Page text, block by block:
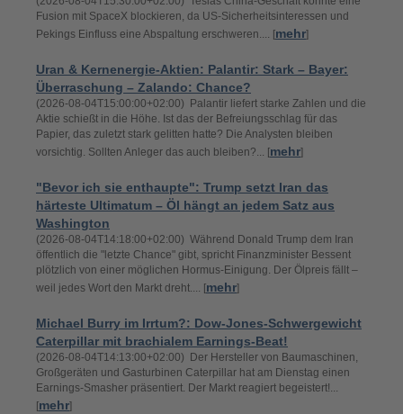
Fusion mit SpaceX blockieren, da US-Sicherheitsinteressen und
Pekings Einfluss eine Abspaltung erschweren.... [mehr]
Uran & Kernenergie-Aktien: Palantir: Stark – Bayer:
Überraschung – Zalando: Chance?
(2026-08-04T15:00:00+02:00) Palantir liefert starke Zahlen und die
Aktie schießt in die Höhe. Ist das der Befreiungsschlag für das
Papier, das zuletzt stark gelitten hatte? Die Analysten bleiben
vorsichtig. Sollten Anleger das auch bleiben?... [mehr]
"Bevor ich sie enthaupte": Trump setzt Iran das
härteste Ultimatum – Öl hängt an jedem Satz aus
Washington
(2026-08-04T14:18:00+02:00) Während Donald Trump dem Iran
öffentlich die "letzte Chance" gibt, spricht Finanzminister Bessent
plötzlich von einer möglichen Hormus-Einigung. Der Ölpreis fällt –
weil jedes Wort den Markt dreht.... [mehr]
Michael Burry im Irrtum?: Dow-Jones-Schwergewicht
Caterpillar mit brachialem Earnings-Beat!
(2026-08-04T14:13:00+02:00) Der Hersteller von Baumaschinen,
Großgeräten und Gasturbinen Caterpillar hat am Dienstag einen
Earnings-Smasher präsentiert. Der Markt reagiert begeistert!...
[mehr]